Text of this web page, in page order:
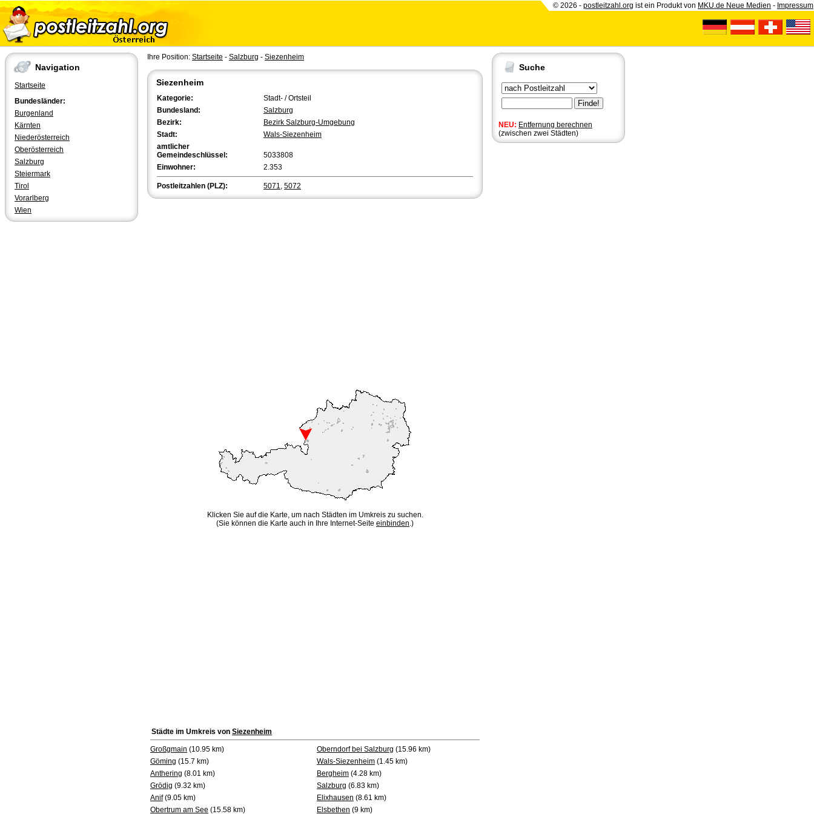
© 2026 - postleitzahl.org ist ein Produkt von MKU.de Neue Medien - Impressum
Navigation
Startseite
Bundesländer:
Burgenland
Kärnten
Niederösterreich
Oberösterreich
Salzburg
Steiermark
Tirol
Vorarlberg
Wien
Suche
NEU: Entfernung berechnen
(zwischen zwei Städten)
Ihre Position: Startseite - Salzburg - Siezenheim
Siezenheim
Kategorie:
Stadt- / Ortsteil
Bundesland:
Salzburg
Bezirk:
Bezirk Salzburg-Umgebung
Stadt:
Wals-Siezenheim
amtlicher
Gemeindeschlüssel:
5033808
Einwohner:
2.353
Postleitzahlen (PLZ): 5071, 5072
Klicken Sie auf die Karte, um nach Städten im Umkreis zu suchen.
(Sie können die Karte auch in Ihre Internet-Seite einbinden.)
Städte im Umkreis von Siezenheim
Großgmain (10.95 km) Oberndorf bei Salzburg (15.96 km)
Göming (15.7 km) Wals-Siezenheim (1.45 km)
Anthering (8.01 km) Bergheim (4.28 km)
Grödig (9.32 km) Salzburg (6.83 km)
Anif(9.05 km) Elixhausen (8.61 km)
Obertrum am See (15.58 km) Elsbethen (9 km)